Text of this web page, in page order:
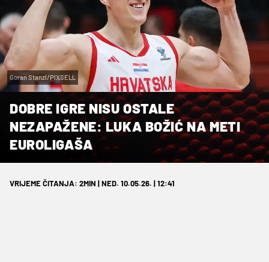
Goran Stanzl/PIXSELL
DOBRE IGRE NISU OSTALE
NEZAPAŽENE: LUKA BOŽIĆ NA METI
EUROLIGAŠA
VRIJEME ČITANJA: 2MIN | NED. 10.05.26. | 12:41